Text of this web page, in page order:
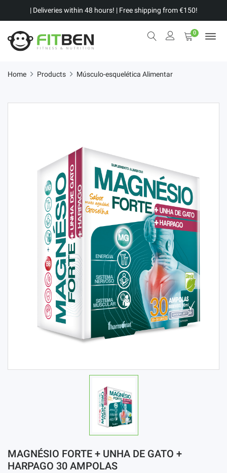
| Deliveries within 48 hours! | Free shipping from €150!
0
Home Products Músculo-esquelética Alimentar
MAGNÉSIO FORTE + UNHA DE GATO +
HARPAGO 30 AMPOLAS